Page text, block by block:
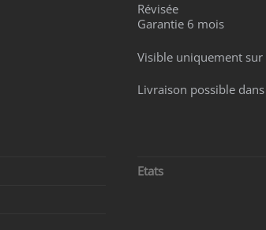
Révisée
Garantie 6 mois
Visible uniquement sur
Livraison possible
Etats